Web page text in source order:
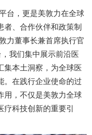
台，更是美敦力在全球
者、合作伙伴和政策制
力董事长兼首席执行官
我们集中展示前沿医
集本土洞察，为全球医
。在践行企业使命的过
用，不仅是美敦力全球
科技创新的重要引